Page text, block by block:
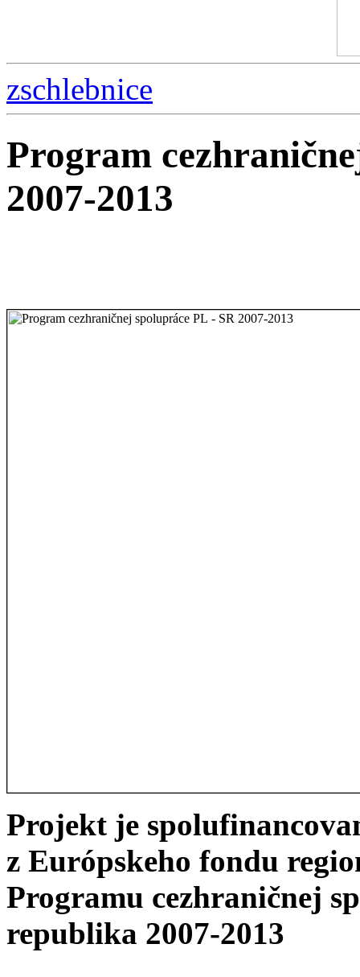
zschlebnice
Program
2007-2013
Projekt je
z Európskeho fondu
Programu cezhraničnej
republika 2007-2013